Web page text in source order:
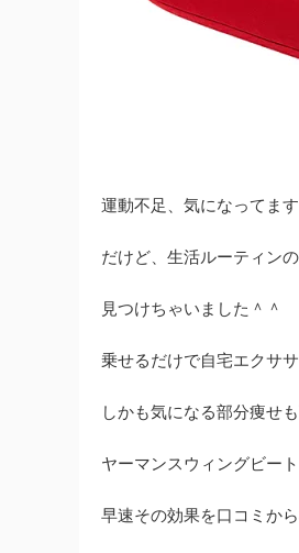
運動不足、気になってます
だけど、生活ルーティン
見つけちゃいました＾＾
乗せるだけで自宅エクサ
しかも気になる部分痩せ
ヤーマンスウィングビート
早速その効果を口コミか